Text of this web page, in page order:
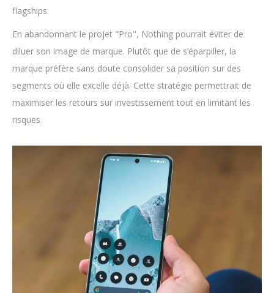
flagships.
En abandonnant le projet "Pro", Nothing pourrait éviter de
diluer son image de marque. Plutôt que de s’éparpiller, la
marque préfère sans doute consolider sa position sur des
segments où elle excelle déjà. Cette stratégie permettrait de
maximiser les retours sur investissement tout en limitant les
risques.